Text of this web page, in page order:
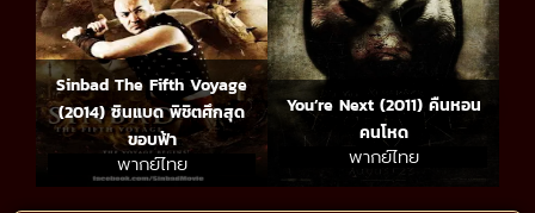
Sinbad The Fifth Voyage
(2014) ซินแบด พิชิตศึกสุด
ขอบฟ้า
พากย์ไทย
You’re Next (2011) คืนหอน
คนโหด
พากย์ไทย